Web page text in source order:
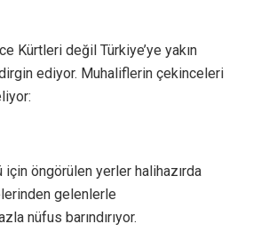
Kürtleri değil Türkiye’ye yakın
ediyor. Muhaliflerin çekinceleri
için öngörülen yerler halihazırda
gelenlerle
nüfus barındırıyor.